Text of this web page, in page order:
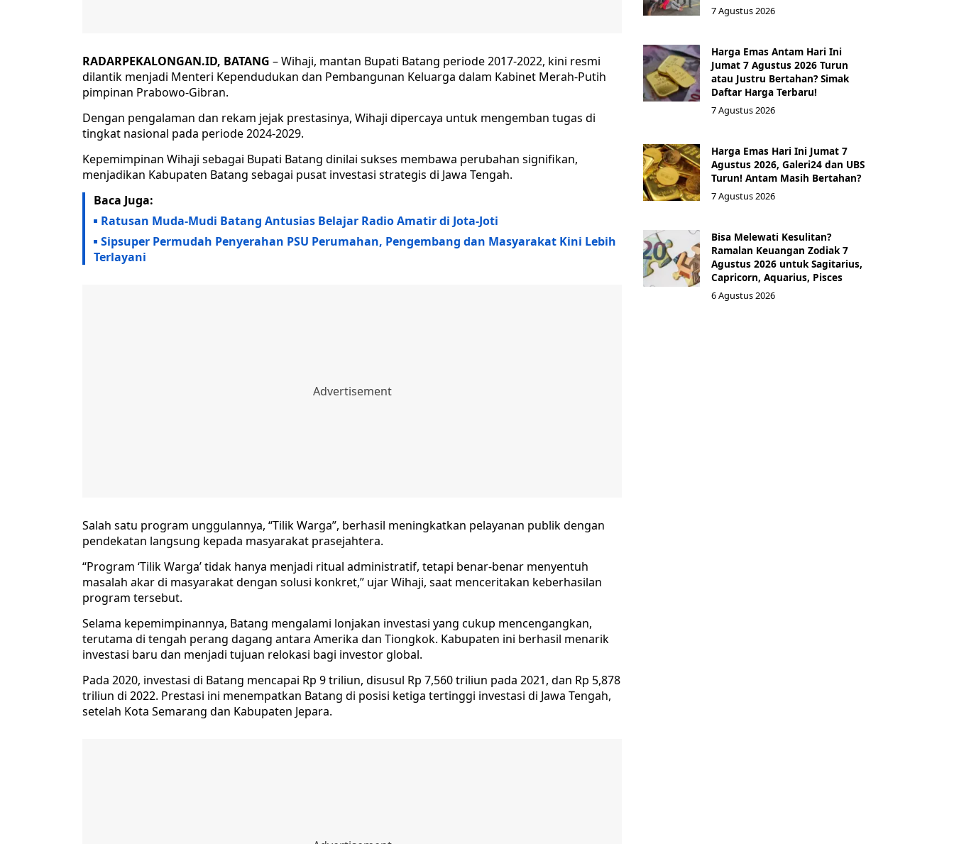
RADARPEKALONGAN.ID, BATANG – Wihaji, mantan Bupati Batang periode 2017-2022, kini resmi
dilantik menjadi Menteri Kependudukan dan Pembangunan Keluarga dalam Kabinet Merah-Putih
pimpinan Prabowo-Gibran.
Dengan pengalaman dan rekam jejak prestasinya, Wihaji dipercaya untuk mengemban tugas di
tingkat nasional pada periode 2024-2029.
Kepemimpinan Wihaji sebagai Bupati Batang dinilai sukses membawa perubahan signifikan,
menjadikan Kabupaten Batang sebagai pusat investasi strategis di Jawa Tengah.
Baca Juga:
Ratusan Muda-Mudi Batang Antusias Belajar Radio Amatir di Jota-Joti
Sipsuper Permudah Penyerahan PSU Perumahan, Pengembang dan Masyarakat Kini Lebih
Terlayani
Salah satu program unggulannya, “Tilik Warga”, berhasil meningkatkan pelayanan publik dengan
pendekatan langsung kepada masyarakat prasejahtera.
“Program ‘Tilik Warga’ tidak hanya menjadi ritual administratif, tetapi benar-benar menyentuh
masalah akar di masyarakat dengan solusi konkret,” ujar Wihaji, saat menceritakan keberhasilan
program tersebut.
Selama kepemimpinannya, Batang mengalami lonjakan investasi yang cukup mencengangkan,
terutama di tengah perang dagang antara Amerika dan Tiongkok. Kabupaten ini berhasil menarik
investasi baru dan menjadi tujuan relokasi bagi investor global.
Pada 2020, investasi di Batang mencapai Rp 9 triliun, disusul Rp 7,560 triliun pada 2021, dan Rp 5,878
triliun di 2022. Prestasi ini menempatkan Batang di posisi ketiga tertinggi investasi di Jawa Tengah,
setelah Kota Semarang dan Kabupaten Jepara.
7 Agustus 2026
Harga Emas Antam Hari Ini
Jumat 7 Agustus 2026 Turun
atau Justru Bertahan? Simak
Daftar Harga Terbaru!
7 Agustus 2026
Harga Emas Hari Ini Jumat 7
Agustus 2026, Galeri24 dan UBS
Turun! Antam Masih Bertahan?
7 Agustus 2026
Bisa Melewati Kesulitan?
Ramalan Keuangan Zodiak 7
Agustus 2026 untuk Sagitarius,
Capricorn, Aquarius, Pisces
6 Agustus 2026